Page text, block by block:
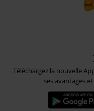
Téléchargez la nouvelle
ses avantages